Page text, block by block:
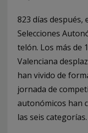
823 días después,
Selecciones
telón. Los más de
Valenciana
han vivido de
jornada de
autonómicos han
las seis categorías.